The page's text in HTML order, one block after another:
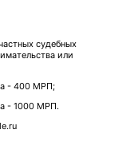
судебных
или
- 400 МРП;
- 1000 МРП.